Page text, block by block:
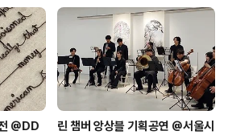
수고의 결과물이 전시되는
궐의 와중에서 투병 중 후
양희석 님, 여러 해 어린이
@DD
린 챔버 앙상블 기획공연 @서울시